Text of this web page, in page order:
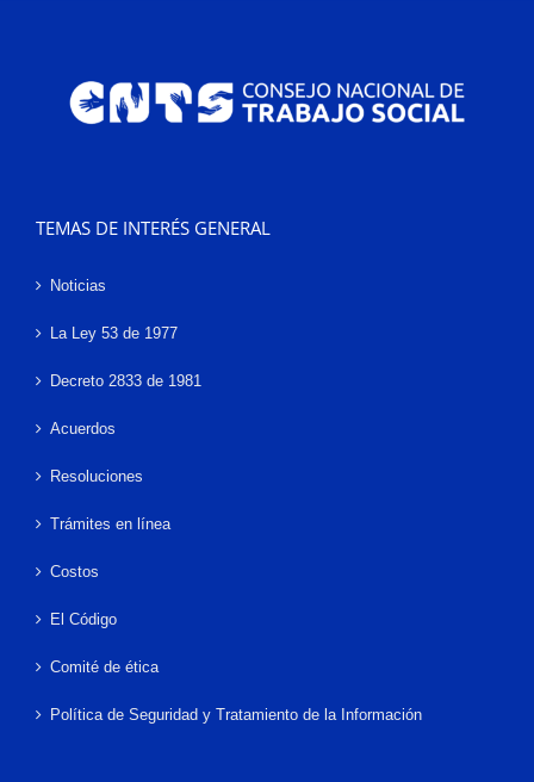
TEMAS DE INTERÉS GENERAL
Noticias
La Ley 53 de 1977
Decreto 2833 de 1981
Acuerdos
Resoluciones
Trámites en línea
Costos
El Código
Comité de ética
Política de Seguridad y Tratamiento de la Información